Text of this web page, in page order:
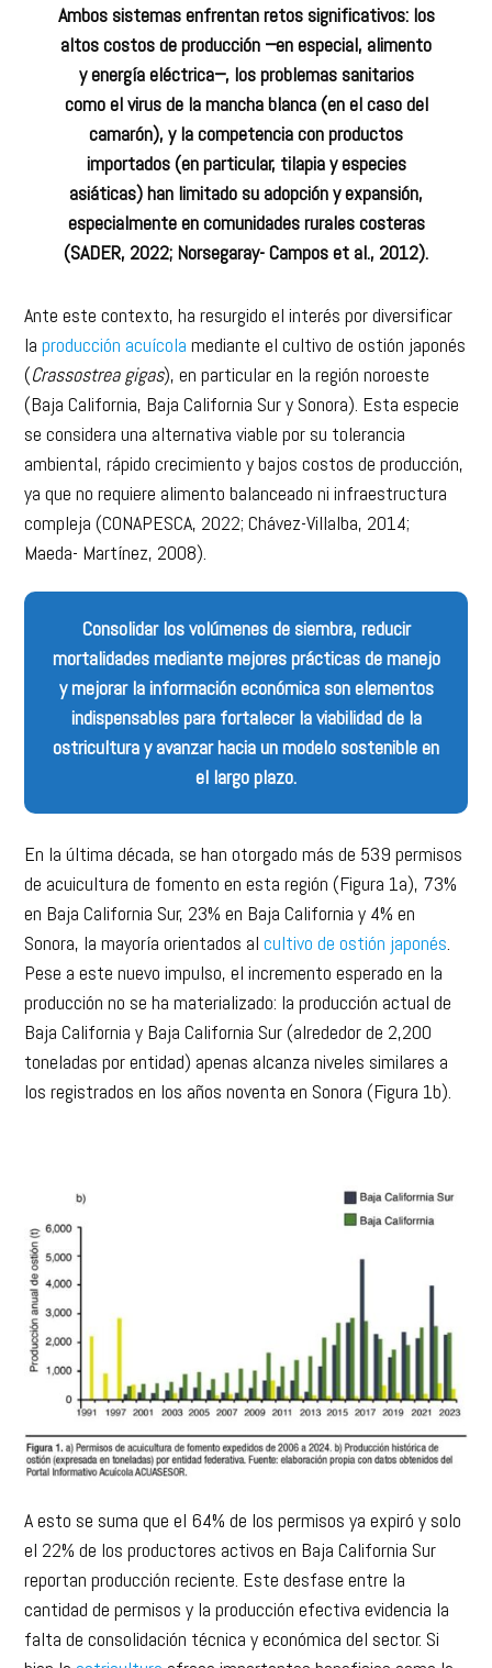
Ambos sistemas enfrentan retos significativos: los
altos costos de producción −en especial, alimento
y energía eléctrica−, los problemas sanitarios
como el virus de la mancha blanca (en el caso del
camarón), y la competencia con productos
importados (en particular, tilapia y especies
asiáticas) han limitado su adopción y expansión,
especialmente en comunidades rurales costeras
(SADER, 2022; Norsegaray- Campos et al., 2012).
Ante este contexto, ha resurgido el interés por diversificar
laproducción acuícolamediante el cultivo de ostión japonés
(Crassostrea gigas), en particular en la región noroeste
(Baja California, Baja California Sur y Sonora). Esta especie
se considera una alternativa viable por su tolerancia
ambiental, rápido crecimiento y bajos costos de producción,
ya que no requiere alimento balanceado ni infraestructura
compleja (CONAPESCA, 2022; Chávez-Villalba, 2014;
Maeda- Martínez, 2008).
Consolidar los volúmenes de siembra, reducir
mortalidades mediante mejores prácticas de manejo
y mejorar la información económica son elementos
indispensables para fortalecer la viabilidad de la
ostricultura y avanzar hacia un modelo sostenible en
el largo plazo.
En la última década, se han otorgado más de 539 permisos
de acuicultura de fomento en esta región (Figura 1a), 73%
en Baja California Sur, 23% en Baja California y 4% en
Sonora, la mayoría orientados alcultivo de ostión japonés.
Pese a este nuevo impulso, el incremento esperado en la
producción no se ha materializado: la producción actual de
Baja California y Baja California Sur (alrededor de 2,200
toneladas por entidad) apenas alcanza niveles similares a
los registrados en los años noventa en Sonora (Figura 1b).
A esto se suma que el 64% de los permisos ya expiró y solo
el 22% de los productores activos en Baja California Sur
reportan producción reciente. Este desfase entre la
cantidad de permisos y la producción efectiva evidencia la
falta de consolidación técnica y económica del sector. Si